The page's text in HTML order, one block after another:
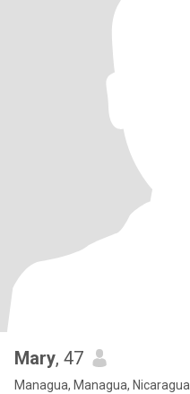
Mary, 47
Managua, Managua, Nicaragua